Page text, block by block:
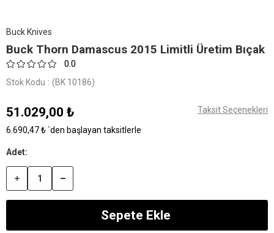
Buck Knives
Buck Thorn Damascus 2015 Limitli Üretim Bıçak
0.0
Stok Kodu (BK 10186)
51.029,00 ₺ Taksit Seçenekleri
6.690,47 ₺`den başlayan taksitlerle